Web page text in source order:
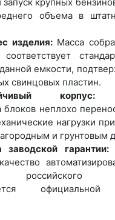
объема в
изделия:Масса
емкости,
свинцовых пластин.
корпус:
блоков неплохо
нагрузки
и грунтовым
гарантии:
российского
официальной